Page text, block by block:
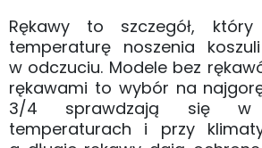
Rękawy to szczegół,
temperaturę noszenia
w odczuciu. Modele bez
rękawami to wybór na
3/4 sprawdzają się w
temperaturach i przy